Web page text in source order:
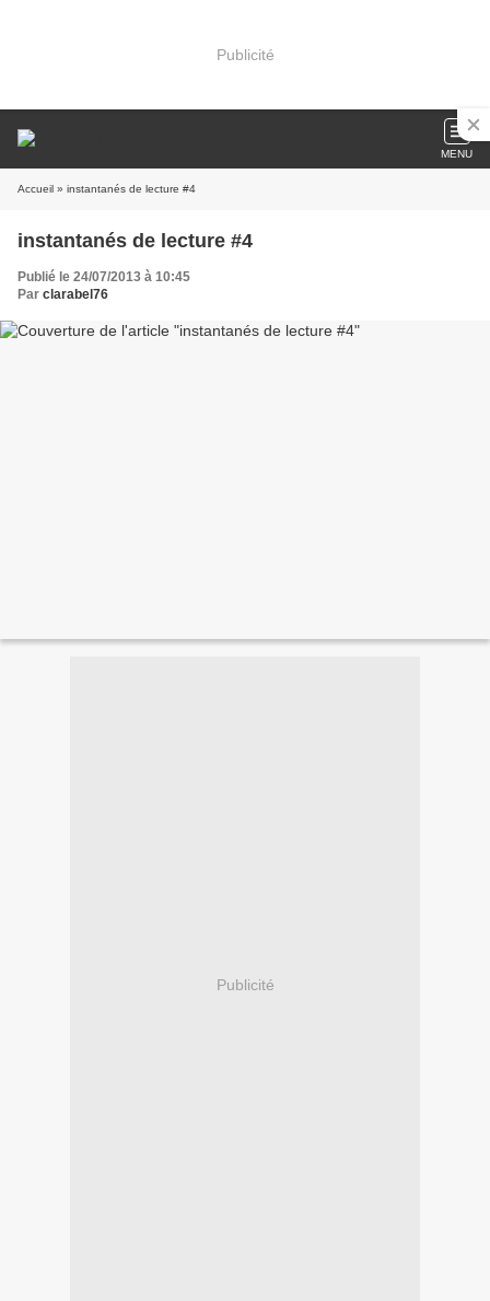
Publicité
MENU
Accueil » instantanés de lecture #4
instantanés de lecture #4
Publié le 24/07/2013 à 10:45
Par clarabel76
Publicité